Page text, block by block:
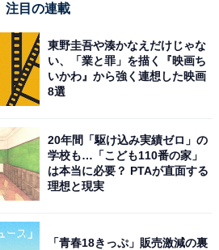
注目の連載
東野圭吾や湊かなえだけじゃな
い、「業と罪」を描く『映画ち
いかわ』から強く連想した映画
8選
20年間「駆け込み実績ゼロ」の
学校も…「こども110番の家」
は本当に必要？ PTAが直面する
理想と現実
「青春18きっぷ」販売激減の裏